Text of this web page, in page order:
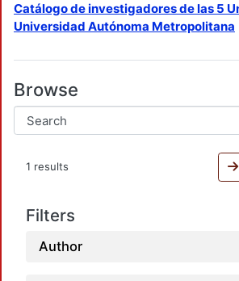
Catálogo de investigadores de las 5
Universidad Autónoma Metropolitana
Browse
1 results
Filters
Author